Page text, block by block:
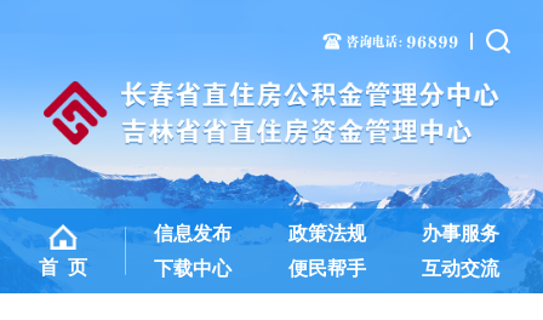
首 页
信息发布 政策法规
办事服务
下载中心
便民帮手 互动交流